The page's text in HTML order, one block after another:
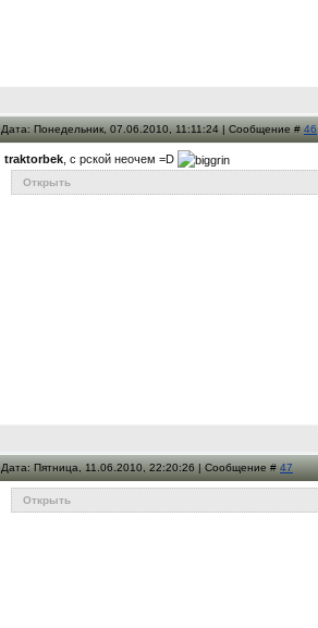
Дата: Понедельник, 07.06.2010, 11:11:24 | Сообщение #46
traktorbek , с рской неочем =D
Открыть
Дата: Пятница, 11.06.2010, 22:20:26 | Сообщение #47
Открыть